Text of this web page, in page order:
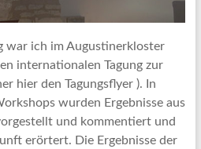
war ich im Augustinerkloster
internationalen Tagung zur
hier den Tagungsflyer ). In
wurden Ergebnisse aus
und kommentiert und
erörtert. Die Ergebnisse der